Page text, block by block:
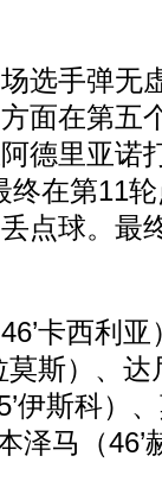
手弹无
面在第五
德里亚诺
在第11
点球。最
卡西利亚
斯）、达
伊斯科）
泽马（46’